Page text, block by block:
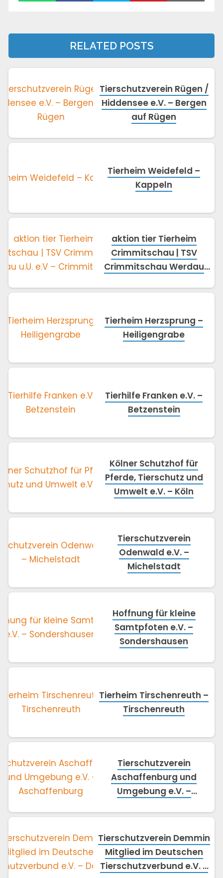
RELATED POSTS
Tierschutzverein Rügen /
Hiddensee e.V. – Bergen
auf Rügen
Tierheim Weidefeld –
Kappeln
aktion tier Tierheim
Crimmitschau | TSV
Crimmitschau Werdau
Tierheim Herzsprung –
Heiligengrabe
Tierhilfe Franken e.V. –
Betzenstein
Kölner Schutzhof für
Pferde, Tierschutz und
Umwelt e.V. – Köln
Tierschutzverein
Odenwald e.V. –
Michelstadt
Hoffnung für kleine
Samtpfoten e.V. –
Sondershausen
Tierheim Tirschenreuth –
Tirschenreuth
Tierschutzverein
Aschaffenburg und
Umgebung e.V. –
Tierschutzverein Demmin
Mitglied im Deutschen
Tierschutzverbund e.V. –